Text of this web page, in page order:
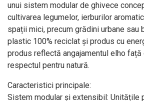
unui sistem modular de ghivece
cultivarea legumelor, ierburilor
spații mici, precum grădini urbane sau
plastic 100% reciclat și produs cu
produs reflectă angajamentul elho
respectul pentru natură.
Caracteristici principale:
Sistem modular și extensibil: Unitățile